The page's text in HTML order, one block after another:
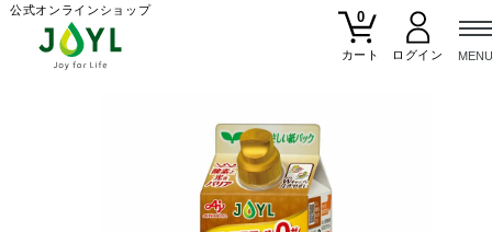
公式オンラインショップ
0
カート